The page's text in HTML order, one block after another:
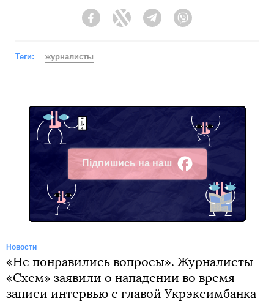
FacebookTwitter Telegram
Теги: журналисты
Підпишись на наш
Facebook
Новости
«Не понравились вопросы». Журналисты
«Схем» заявили о нападении во время
записи интервью с главой Укрэксимбанка